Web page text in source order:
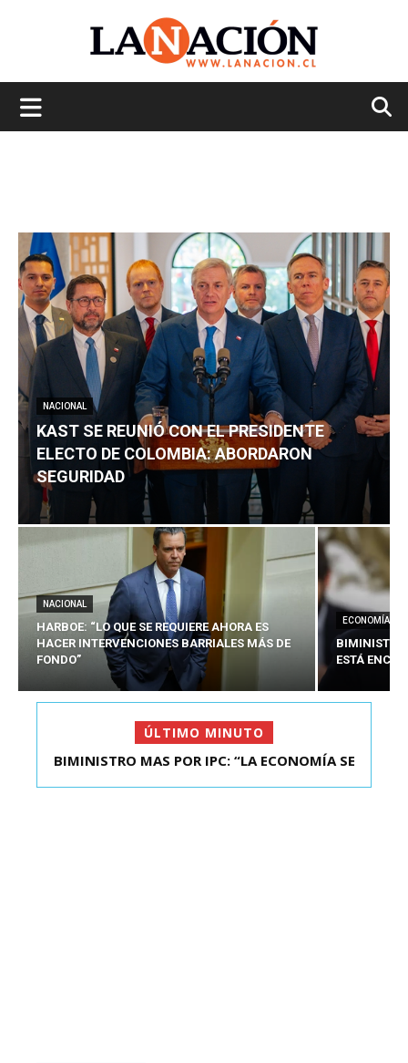
NACIONAL
KAST SE REUNIÓ CON EL PRESIDENTE
ELECTO DE COLOMBIA: ABORDARON
SEGURIDAD
NACIONAL
HARBOE: “LO QUE SE REQUIERE AHORA ES
HACER INTERVENCIONES BARRIALES MÁS DE
FONDO”
ECONOMÍA
BIMINISTRO
ESTÁ
ÚLTIMO MINUTO
KAST SE REUNIÓ CON EL PRESIDENTE ELECTO DE
BIMINISTRO MAS POR IPC: “LA ECONOMÍA SE